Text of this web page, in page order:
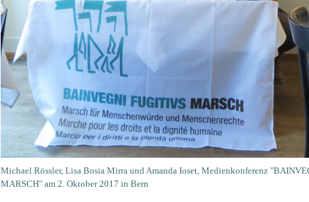
Michael Rössler, Lisa Bosia Mirra und Amanda Ioset, Medienkonferenz
MARSCH" am 2. Oktober 2017 in Bern